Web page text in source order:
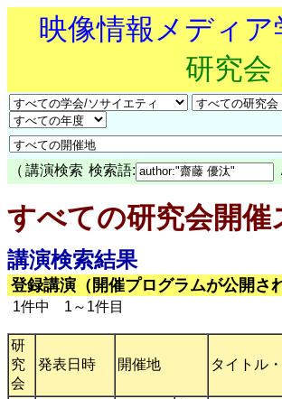
映像情報メディ
研究会
（ 講演検索 検索語:
すべての研究会開
講演検索結果
登録講演（開催プログラムが公開さ
1件中 1～1件目
研
究
会
発表日時 開催地 タイトル